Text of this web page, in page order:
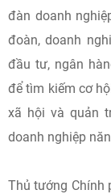
đàn doanh
đoàn, doanh
đầu tư, ngân
để tìm kiếm cơ
xã hội và quản
doanh nghiệp
Thủ tướng Chính